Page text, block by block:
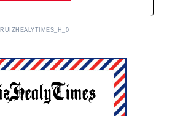
RUIZHEALYTIMES_H_0